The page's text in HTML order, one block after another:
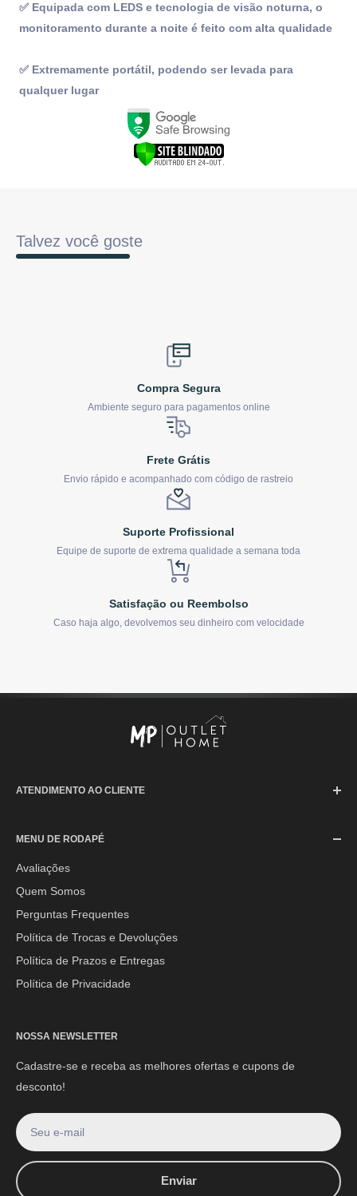
✅ Equipada com LEDS e tecnologia de visão noturna, o
monitoramento durante a noite é feito com alta qualidade
✅ Extremamente portátil, podendo ser levada para
qualquer lugar
Talvez você goste
Compra Segura
Ambiente seguro para pagamentos online
Frete Grátis
Envio rápido e acompanhado com código de rastreio
Suporte Profissional
Equipe de suporte de extrema qualidade a semana toda
Satisfação ou Reembolso
Caso haja algo, devolvemos seu dinheiro com velocidade
ATENDIMENTO AO CLIENTE
Segunda à Sexta-feira: 08h às 17h30min
Sábado: 08h às 12h
WhatsApp:
(44) 9 8856-3798
MENU DE RODAPÉ
Avaliações
Quem Somos
Perguntas Frequentes
Política de Trocas e Devoluções
Política de Prazos e Entregas
Política de Privacidade
NOSSA NEWSLETTER
Cadastre-se e receba as melhores ofertas e cupons de
desconto!
Seu e-mail
Enviar